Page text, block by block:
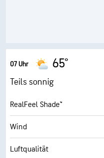
07 Uhr 65°
Teils sonnig
RealFeel Shade™
Wind
Luftqualität